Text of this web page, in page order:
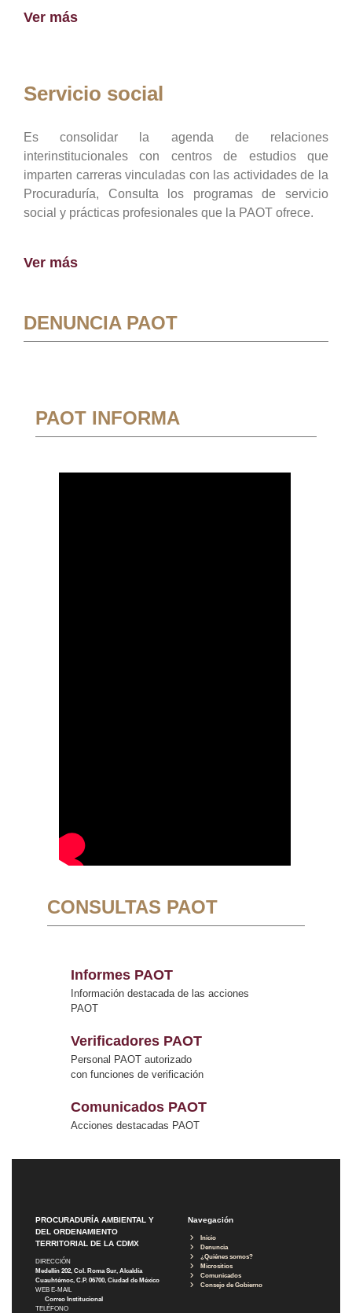
Ver más
Servicio social
Es consolidar la agenda de relaciones
interinstitucionales con centros de estudios que
imparten carreras vinculadas con las actividades de la
Procuraduría, Consulta los programas de servicio
social y prácticas profesionales que la PAOT ofrece.
Ver más
DENUNCIA PAOT
PAOT INFORMA
CONSULTAS PAOT
Informes PAOT
Información destacada de las acciones
PAOT
Verificadores PAOT
Personal PAOT autorizado
con funciones de verificación
Comunicados PAOT
Acciones destacadas PAOT
PROCURADURÍA AMBIENTAL Y
DEL ORDENAMIENTO
TERRITORIAL DE LA CDMX
DIRECCIÓN
Medellín 202, Col. Roma Sur, Alcaldía
Cuauhtémoc, C.P. 06700, Ciudad de México
WEB E-MAIL
Correo Institucional
TELÉFONO
Navegación
Inicio
Denuncia
¿Quiénes somos?
Micrositios
Comunicados
Consejo de Gobierno